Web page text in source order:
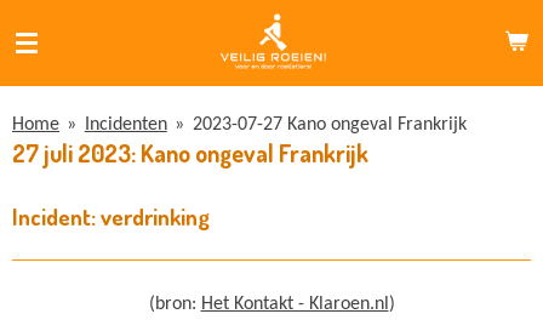
direct
naar
de
hoofdinhoud
Home » Incidenten » 2023-07-27 Kano ongeval Frankrijk
27 juli 2023: Kano ongeval Frankrijk
Incident: verdrinking
(bron: Het Kontakt - Klaroen.nl )